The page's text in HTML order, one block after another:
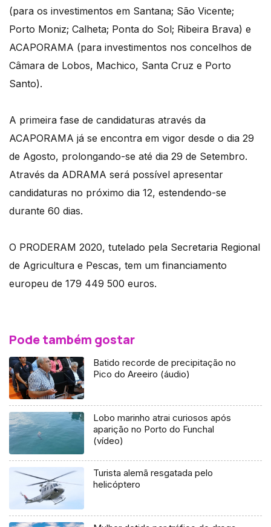
(para os investimentos em Santana; São Vicente;
Porto Moniz; Calheta; Ponta do Sol; Ribeira Brava) e
ACAPORAMA (para investimentos nos concelhos de
Câmara de Lobos, Machico, Santa Cruz e Porto
Santo).
A primeira fase de candidaturas através da
ACAPORAMA já se encontra em vigor desde o dia 29
de Agosto, prolongando-se até dia 29 de Setembro.
Através da ADRAMA será possível apresentar
candidaturas no próximo dia 12, estendendo-se
durante 60 dias.
O PRODERAM 2020, tutelado pela Secretaria Regional
de Agricultura e Pescas, tem um financiamento
europeu de 179 449 500 euros.
Pode também gostar
Batido recorde de precipitação no
Pico do Areeiro (áudio)
Lobo marinho atrai curiosos após
aparição no Porto do Funchal
(vídeo)
Turista alemã resgatada pelo
helicóptero